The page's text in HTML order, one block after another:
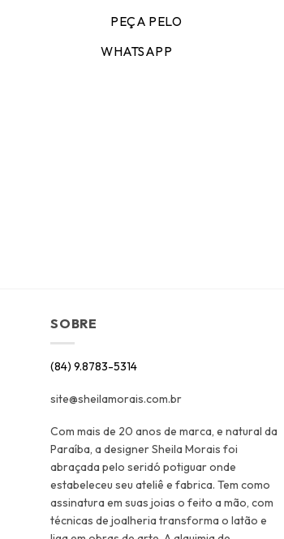
PEÇA PELO
WHATSAPP
SOBRE
(84) 9.8783-5314
site@sheilamorais.com.br
Com mais de 20 anos de marca, e natural da
Paraíba, a designer Sheila Morais foi
abraçada pelo seridó potiguar onde
estabeleceu seu ateliê e fabrica. Tem como
assinatura em suas joias o feito a mão, com
técnicas de joalheria transforma o latão e